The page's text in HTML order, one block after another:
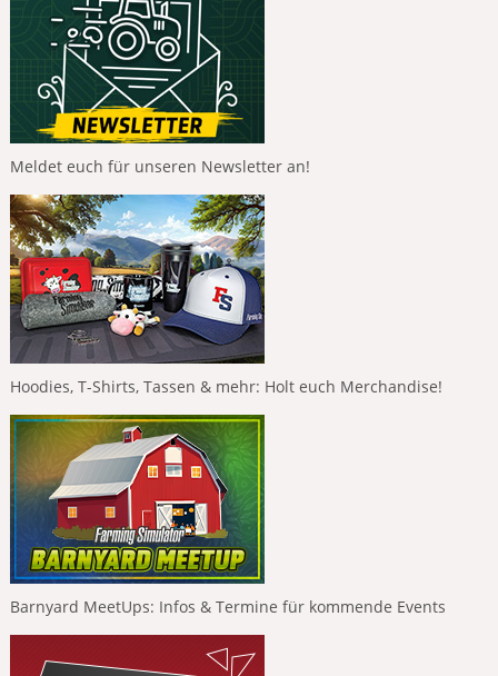
Meldet euch für unseren Newsletter an!
Hoodies, T-Shirts, Tassen & mehr: Holt euch Merchandise!
Barnyard MeetUps: Infos & Termine für kommende Events